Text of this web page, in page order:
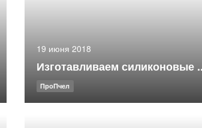
19 июня 2018
Изготавливаем силиконовые
ПроПчел